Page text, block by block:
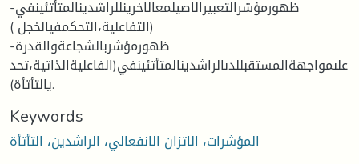
-ظهورمؤشرالتعبيرالاصيلمعالاخرينللراشدينالمتأتئينفي
(التفاعلية،التحكمفيالخجل )
-ظهورمؤشربالشجاعةوالقدرة
علىمواجهةالمستقبللدىالراشدينالمتأتئينفي(الفاعليةالذاتية،تحد
يالتأتأة).
Keywords
المؤشرات، الاتزان الانفعالي، الراشدين، التأتأة